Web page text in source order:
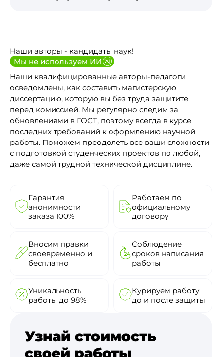
Наши авторы - кандидаты наук!
Мы не используем ИИ
Наши квалифицированные авторы-педагоги
осведомлены, как составить магистерскую
диссертацию, которую вы без труда защитите
перед комиссией. Мы регулярно следим за
обновлениями в ГОСТ, поэтому всегда в курсе
последних требований к оформлению научной
работы. Поможем преодолеть все ваши сложности
с подготовкой студенческих проектов по любой,
даже самой трудной технической дисциплине.
Гарантия
анонимности
заказа 100%
Работаем по
официальному
договору
Вносим правки
своевременно и
бесплатно
Соблюдение
сроков написания
работы
Уникальность
работы до 98%
Курируем работу
до и после защиты
Узнай стоимость
своей работы